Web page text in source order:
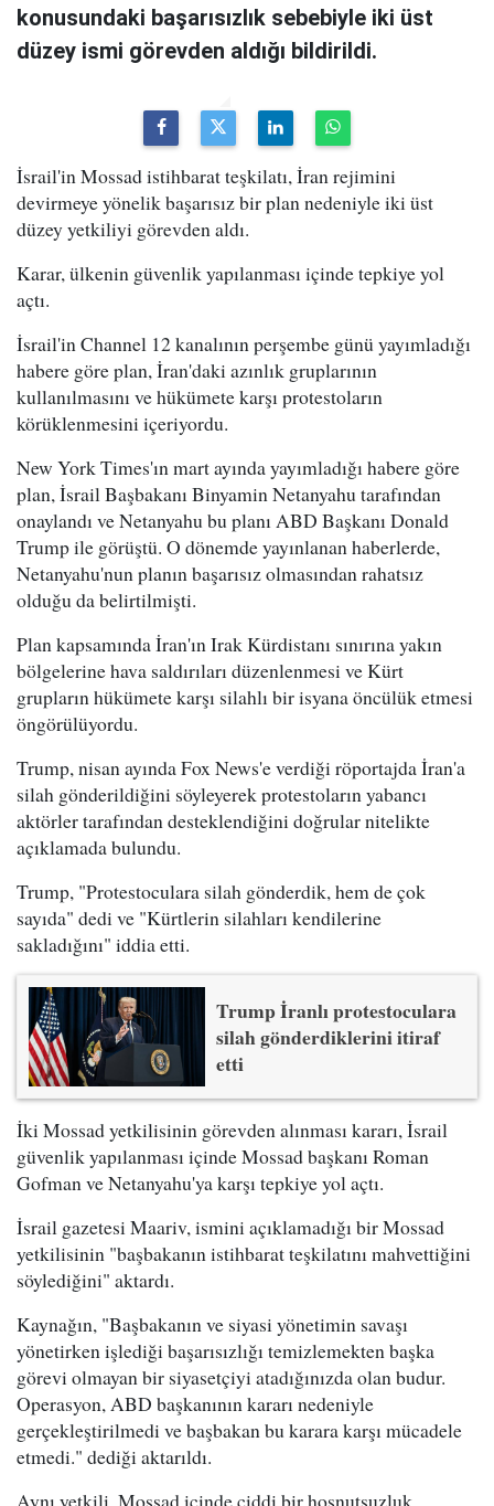
konusundaki başarısızlık sebebiyle iki üst
düzey ismi görevden aldığı bildirildi.
İsrail'in Mossad istihbarat teşkilatı, İran rejimini
devirmeye yönelik başarısız bir plan nedeniyle iki üst
düzey yetkiliyi görevden aldı.
Karar, ülkenin güvenlik yapılanması içinde tepkiye yol
açtı.
İsrail'in Channel 12 kanalının perşembe günü yayımladığı
habere göre plan, İran'daki azınlık gruplarının
kullanılmasını ve hükümete karşı protestoların
körüklenmesini içeriyordu.
New York Times'ın mart ayında yayımladığı habere göre
plan, İsrail Başbakanı Binyamin Netanyahu tarafından
onaylandı ve Netanyahu bu planı ABD Başkanı Donald
Trump ile görüştü. O dönemde yayınlanan haberlerde,
Netanyahu'nun planın başarısız olmasından rahatsız
olduğu da belirtilmişti.
Plan kapsamında İran'ın Irak Kürdistanı sınırına yakın
bölgelerine hava saldırıları düzenlenmesi ve Kürt
grupların hükümete karşı silahlı bir isyana öncülük etmesi
öngörülüyordu.
Trump, nisan ayında Fox News'e verdiği röportajda İran'a
silah gönderildiğini söyleyerek protestoların yabancı
aktörler tarafından desteklendiğini doğrular nitelikte
açıklamada bulundu.
Trump, "Protestoculara silah gönderdik, hem de çok
sayıda" dedi ve "Kürtlerin silahları kendilerine
sakladığını" iddia etti.
Trump İranlı protestoculara
silah gönderdiklerini itiraf
etti
İki Mossad yetkilisinin görevden alınması kararı, İsrail
güvenlik yapılanması içinde Mossad başkanı Roman
Gofman ve Netanyahu'ya karşı tepkiye yol açtı.
İsrail gazetesi Maariv, ismini açıklamadığı bir Mossad
yetkilisinin "başbakanın istihbarat teşkilatını mahvettiğini
söylediğini" aktardı.
Kaynağın, "Başbakanın ve siyasi yönetimin savaşı
yönetirken işlediği başarısızlığı temizlemekten başka
görevi olmayan bir siyasetçiyi atadığınızda olan budur.
Operasyon, ABD başkanının kararı nedeniyle
gerçekleştirilmedi ve başbakan bu karara karşı mücadele
etmedi." dediği aktarıldı.
Aynı yetkili, Mossad içinde ciddi bir hoşnutsuzluk